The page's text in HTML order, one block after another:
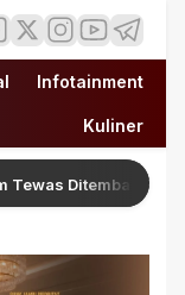
Infotainment
Kuliner
Ditembak Saat Live